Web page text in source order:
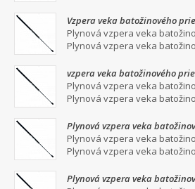
Vzpera veka batožinového
Plynová vzpera veka
Plynová vzpera veka
vzpera veka batožinového
Plynová vzpera veka
Plynová vzpera veka
Plynová vzpera veka
Plynová vzpera veka
Plynová vzpera veka
Plynová vzpera veka